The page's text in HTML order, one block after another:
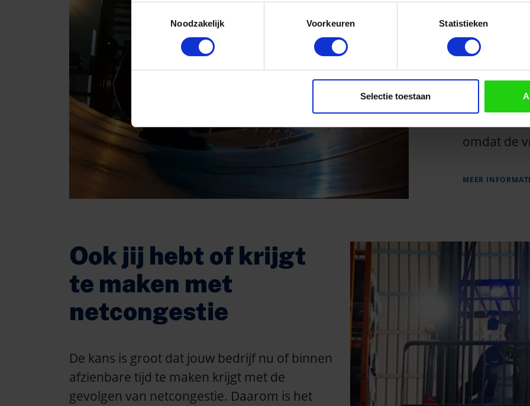
Noodzakelijk
Voorkeuren Statistieken
Selectie toestaan
door dat
Ondanks
te
de
omdat de
MEER
Ook jij hebt of krijgt
te maken met
netcongestie
De kans is groot dat jouw bedrijf nu of binnen
afzienbare tijd te maken krijgt met de
gevolgen van netcongestie. Daarom is het